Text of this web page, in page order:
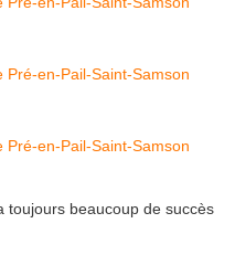
toujours beaucoup de succès